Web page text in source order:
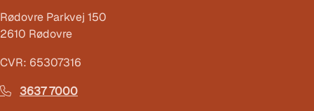
Rødovre Parkvej 150
2610 Rødovre
CVR: 65307316
3637 7000